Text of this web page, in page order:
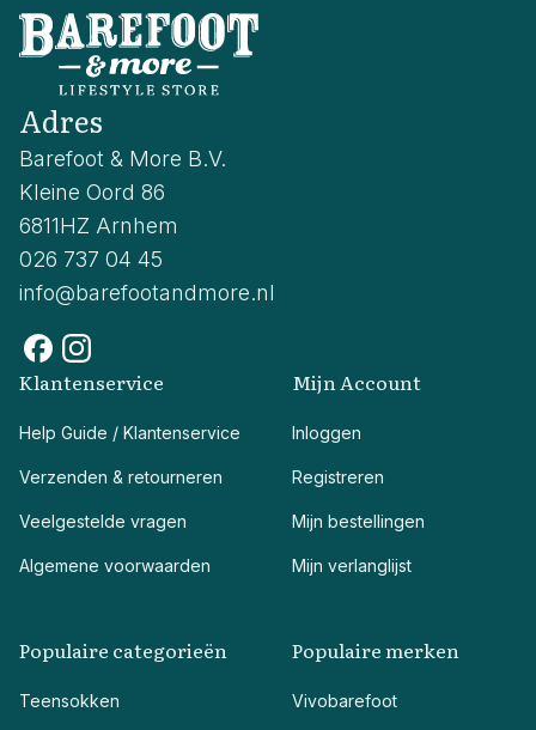
Adres
Barefoot & More B.V.
Kleine Oord 86
6811HZ Arnhem
026 737 04 45
info@barefootandmore.nl
Klantenservice
Help Guide / Klantenservice
Verzenden & retourneren
Veelgestelde vragen
Algemene voorwaarden
Mijn Account
Inloggen
Registreren
Mijn bestellingen
Mijn verlanglijst
Populaire categorieën
Teensokken
Populaire merken
Vivobarefoot